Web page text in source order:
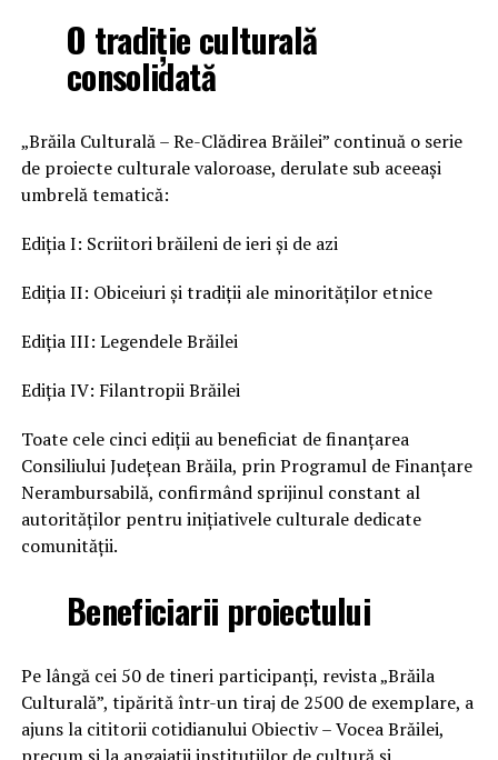
O tradiție culturală
consolidată
„Brăila Culturală – Re-Clădirea Brăilei” continuă o serie
de proiecte culturale valoroase, derulate sub aceeași
umbrelă tematică:
Ediția I: Scriitori brăileni de ieri și de azi
Ediția II: Obiceiuri și tradiții ale minorităților etnice
Ediția III: Legendele Brăilei
Ediția IV: Filantropii Brăilei
Toate cele cinci ediții au beneficiat de finanțarea
Consiliului Județean Brăila, prin Programul de Finanțare
Nerambursabilă, confirmând sprijinul constant al
autorităților pentru inițiativele culturale dedicate
comunității.
Beneficiarii proiectului
Pe lângă cei 50 de tineri participanți, revista „Brăila
Culturală”, tipărită într-un tiraj de 2500 de exemplare, a
ajuns la cititorii cotidianului Obiectiv – Vocea Brăilei,